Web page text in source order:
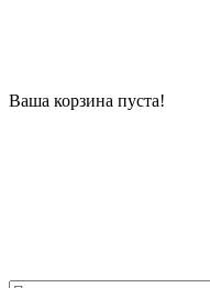
Ваша корзина пуста!